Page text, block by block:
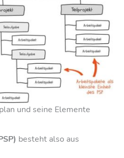
und seine Elemente
besteht also aus